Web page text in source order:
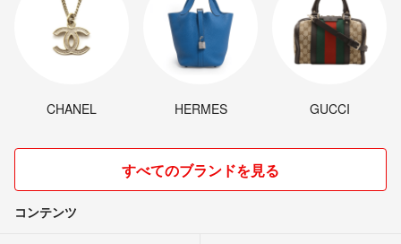
CHANEL HERMES GUCCI
すべてのブランドを見る
コンテンツ